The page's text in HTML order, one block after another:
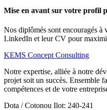
Mise en avant sur votre profil
Nos diplômés sont encouragés
LinkedIn et leur CV pour
KEMS Concept Consulting
Notre expertise, alliée à notre
projet soit un succès. Ensemble
compétences et de votre
Dota / Cotonou Ilot: 240-241